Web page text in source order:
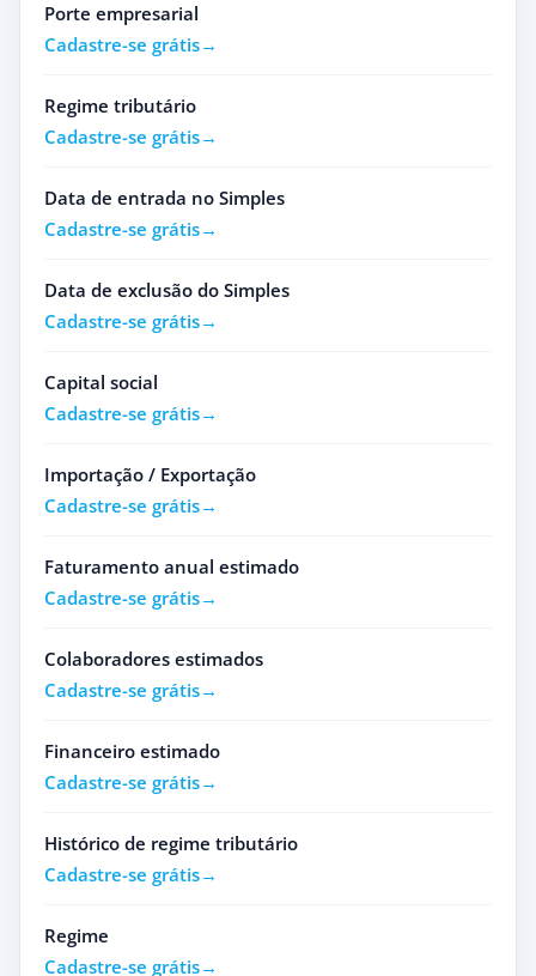
Porte empresarial
Cadastre-se grátis
Regime tributário
Cadastre-se grátis
Data de entrada no Simples
Cadastre-se grátis
Data de exclusão do Simples
Cadastre-se grátis
Capital social
Cadastre-se grátis
Importação / Exportação
Cadastre-se grátis
Faturamento anual estimado
Cadastre-se grátis
Colaboradores estimados
Cadastre-se grátis
Financeiro estimado
Cadastre-se grátis
Histórico de regime tributário
Cadastre-se grátis
Regime
Cadastre-se grátis